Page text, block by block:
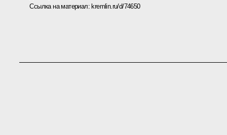
Ссылка на материал: kremlin.ru/d/74650